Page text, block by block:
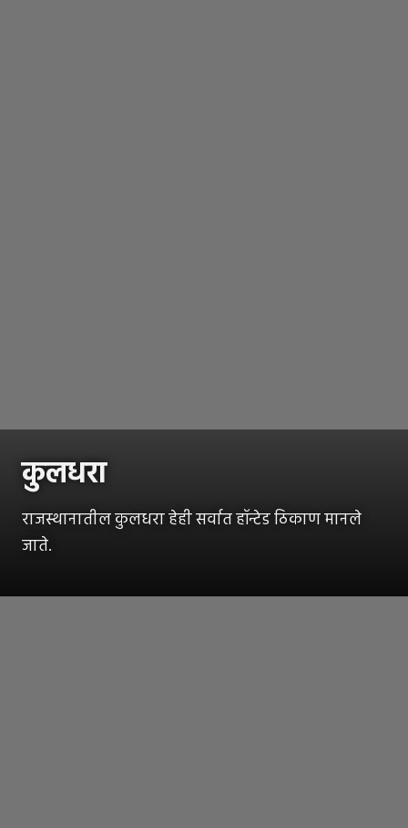
कुलधरा
राजस्थानातील कुलधरा हेही सर्वात हॉन्टेड ठिकाण मानले
जाते.